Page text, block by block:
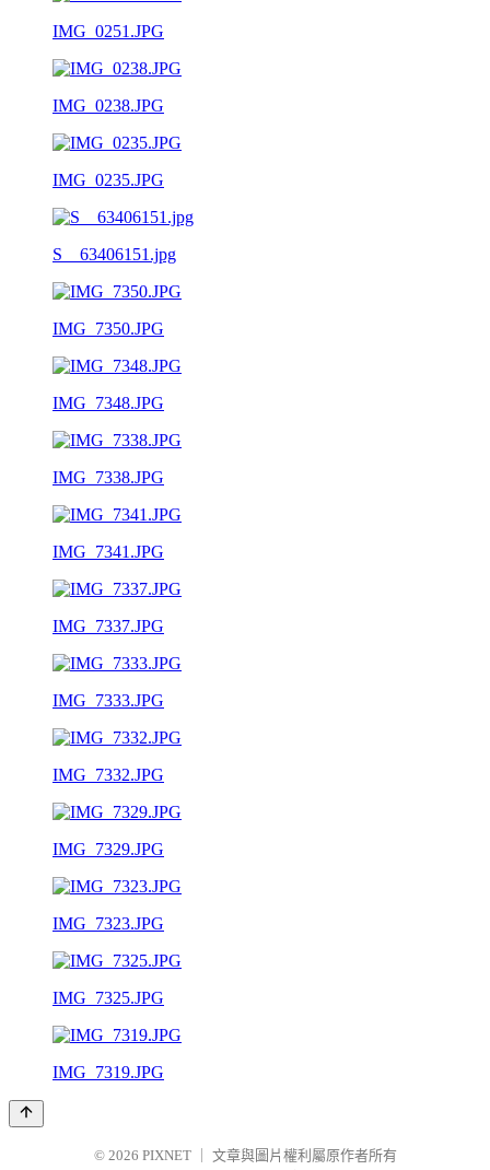
IMG_0251.JPG
IMG_0238.JPG
IMG_0235.JPG
S__63406151.jpg
IMG_7350.JPG
IMG_7348.JPG
IMG_7338.JPG
IMG_7341.JPG
IMG_7337.JPG
IMG_7333.JPG
IMG_7332.JPG
IMG_7329.JPG
IMG_7323.JPG
IMG_7325.JPG
IMG_7319.JPG
© 2026 PIXNET
文章與圖片權利屬原作者所有